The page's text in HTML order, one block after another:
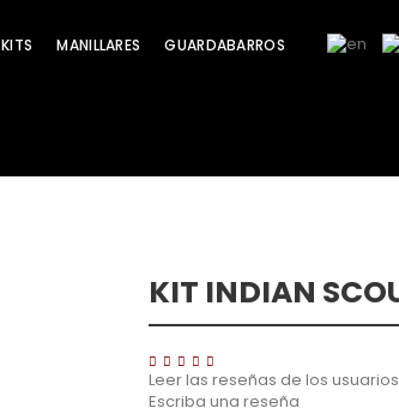
KITS MANILLARES GUARDABARROS
KIT INDIAN
Leer las reseñas de los
Escriba una reseña